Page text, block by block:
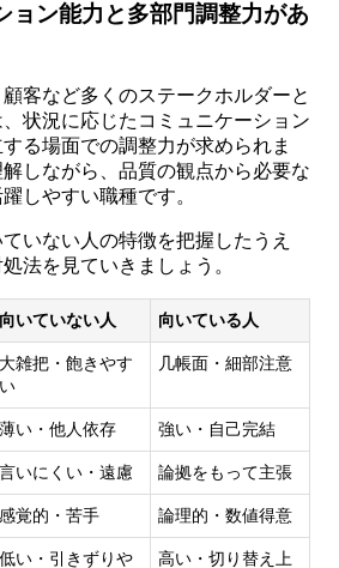
ン能力と多部門調整力があ
客など多くのステークホルダーと
状況に応じたコミュニケーション
る場面での調整力が求められま
しながら、品質の観点から必要な
しやすい職種です。
いない人の特徴を把握したうえ
法を見ていきましょう。
向いていない人 向いている人
大雑把・飽きやす
い
几帳面・細部注意
薄い・他人依存 強い・自己完結
言いにくい・遠慮 論拠をもって主張
感覚的・苦手 論理的・数値得意
低い・引きずりや 高い・切り替え上